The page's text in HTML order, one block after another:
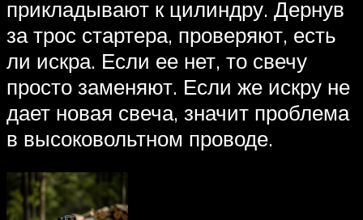
прикладывают к цилиндру. Дернув
за трос стартера, проверяют, есть
ли искра. Если ее нет, то свечу
просто заменяют. Если же искру не
дает новая свеча, значит проблема
в высоковольтном проводе.